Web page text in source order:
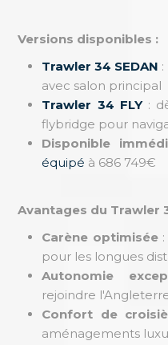
Versions disponibles :
Trawler 34 SEDAN
avec salon principal
Trawler 34 FLY:
flybridge pour
Disponible
équipé à 686 749€
Avantages du Trawler
Carène optimisée:
pour les longues
Autonomie
rejoindre
Confort de
aménagements